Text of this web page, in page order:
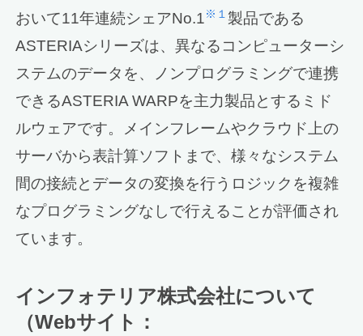
おいて11年連続シェアNo.1※１製品である
ASTERIAシリーズは、異なるコンピューターシ
ステムのデータを、ノンプログラミングで連携
できるASTERIA WARPを主力製品とするミド
ルウェアです。メインフレームやクラウド上の
サーバから表計算ソフトまで、様々なシステム
間の接続とデータの変換を行うロジックを複雑
なプログラミングなしで行えることが評価され
ています。
インフォテリア株式会社について
（Webサイト：